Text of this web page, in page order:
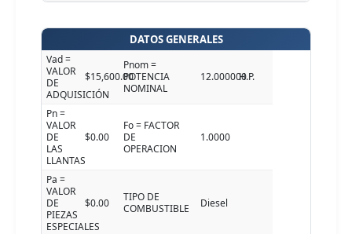
DATOS GENERALES
Vad =
VALOR
DE
ADQUISICIÓN
$15,600.00
Pnom =
POTENCIA
NOMINAL
12.000000H.P.
Pn =
VALOR
DE
LAS
LLANTAS
$0.00
Fo = FACTOR
DE
OPERACION
1.0000
Pa =
VALOR
DE
PIEZAS
ESPECIALES
$0.00
TIPO DE
COMBUSTIBLE
Diesel